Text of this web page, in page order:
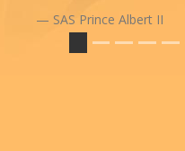
SAS Prince Albert II